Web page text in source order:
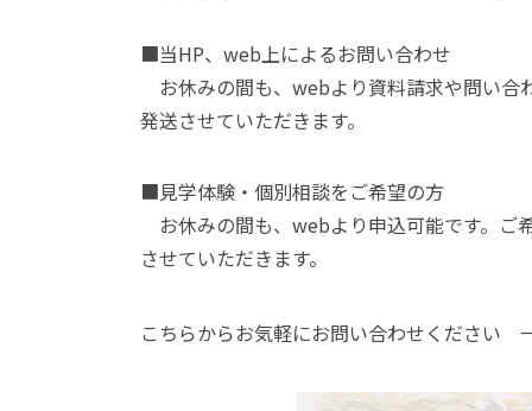
■当HP、web上によるお問い合わせ
お休みの間も、webより資料請求や問い合
発送させていただきます。
■見学体験・個別相談をご希望の方
お休みの間も、webより申込可能です。ご
させていただきます。
こちらからお気軽にお問い合わせくださ